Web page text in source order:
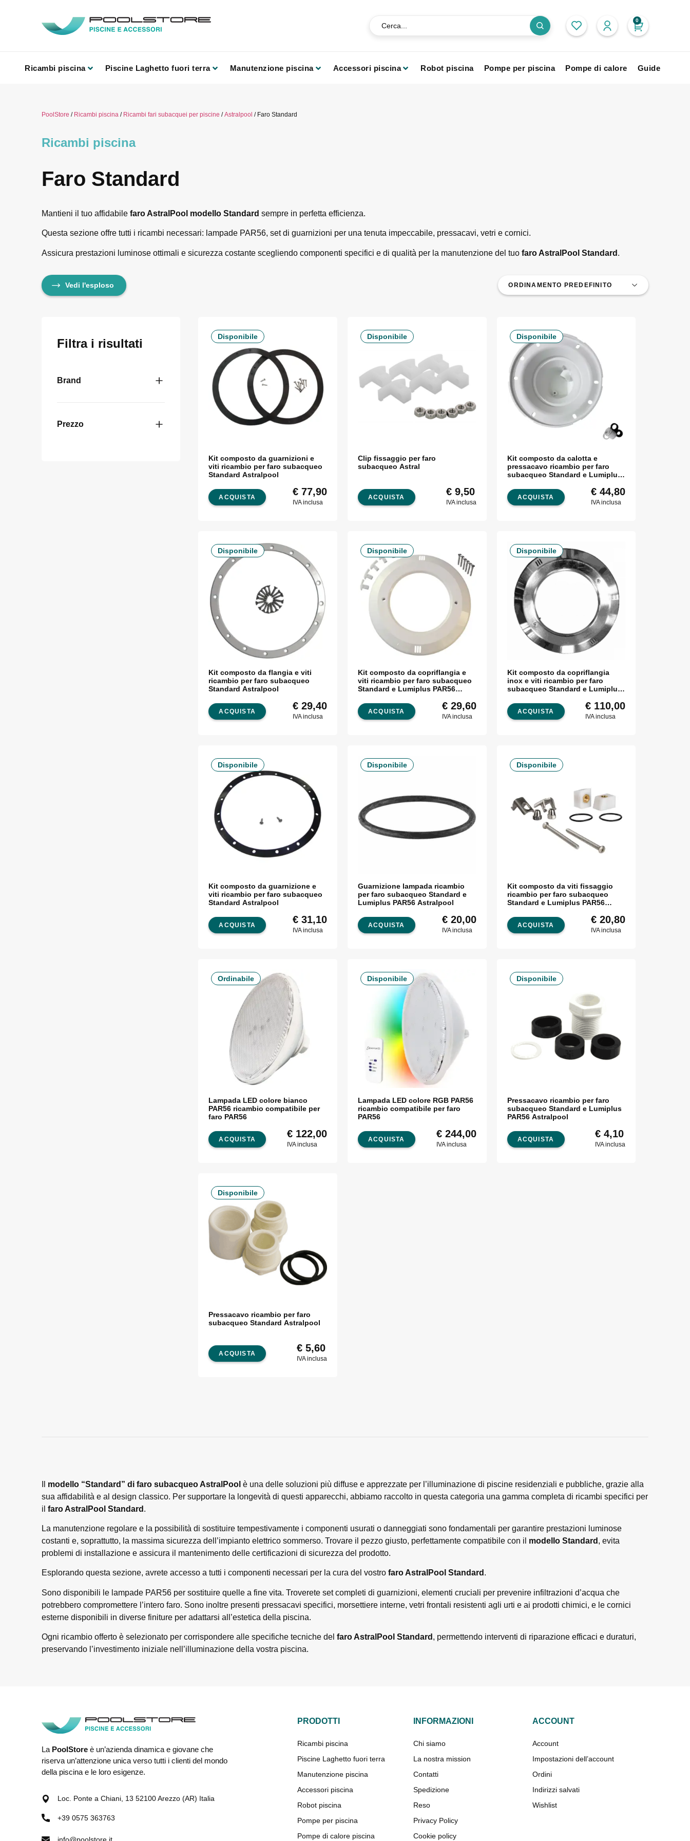
0
Ricambi piscina Piscine Laghetto fuori terra Manutenzione piscina Accessori piscina Robot piscina Pompe per piscina Pompe di calore Guide
PoolStore / Ricambi piscina/ Ricambi fari subacquei per piscine /Astralpool / Faro Standard
Ricambi piscina
Faro Standard
Mantieni il tuo affidabile faro AstralPool modello Standard sempre in perfetta efficienza.
Questa sezione offre tutti i ricambi necessari: lampade PAR56, set di guarnizioni per una tenuta impeccabile, pressacavi, vetri e cornici.
Assicura prestazioni luminose ottimali e sicurezza costante scegliendo componenti specifici e di qualità per la manutenzione del tuo faro AstralPool Standard .
Vedi l'esploso
Filtra i risultati
Brand
Prezzo
Disponibile
Kit composto da guarnizioni e
viti ricambio per faro subacqueo
Standard Astralpool
ACQUISTA €77,90
IVA inclusa
Disponibile
Clip fissaggio per faro
subacqueo Astral
ACQUISTA €9,50
IVA inclusa
Disponibile
Kit composto da calotta e
pressacavo ricambio per faro
subacqueo Standard e Lumiplus
ACQUISTA € 44,80
IVA inclusa
Disponibile
Kit composto da flangia e viti
ricambio per faro subacqueo
Standard Astralpool
ACQUISTA €29,40
IVA inclusa
Disponibile
Kit composto da copriflangia e
viti ricambio per faro subacqueo
Standard e Lumiplus PAR56
ACQUISTA €29,60
IVA inclusa
Disponibile
Kit composto da copriflangia
inox e viti ricambio per faro
subacqueo Standard e Lumiplus
ACQUISTA € 110,00
IVA inclusa
Disponibile
Kit composto da guarnizione e
viti ricambio per faro subacqueo
Standard Astralpool
ACQUISTA €31,10
IVA inclusa
Disponibile
Guarnizione lampada ricambio
per faro subacqueo Standard e
Lumiplus PAR56 Astralpool
ACQUISTA €20,00
IVA inclusa
Disponibile
Kit composto da viti fissaggio
ricambio per faro subacqueo
Standard e Lumiplus PAR56
ACQUISTA € 20,80
IVA inclusa
Ordinabile
Lampada LED colore bianco
PAR56 ricambio compatibile per
faro PAR56
ACQUISTA €122,00
IVA inclusa
Disponibile
Lampada LED colore RGB PAR56
ricambio compatibile per faro
PAR56
ACQUISTA €244,00
IVA inclusa
Disponibile
Pressacavo ricambio per faro
subacqueo Standard e Lumiplus
PAR56 Astralpool
ACQUISTA € 4,10
IVA inclusa
Disponibile
Pressacavo ricambio per faro
subacqueo Standard Astralpool
ACQUISTA €5,60
IVA inclusa
modello “Standard” di faro subacqueo AstralPool è una delle soluzioni più diffuse e apprezzate per l’illuminazione di piscine residenziali e pubbliche, grazie alla
sua affidabilità e al design classico. Per supportare la longevità di questi apparecchi, abbiamo raccolto in questa categoria una gamma completa di ricambi specifici per
il faro AstralPool Standard .
La manutenzione regolare e la possibilità di sostituire tempestivamente i componenti usurati o danneggiati sono fondamentali per garantire prestazioni luminose
costanti e, soprattutto, la massima sicurezza dell’impianto elettrico sommerso. Trovare il pezzo giusto, perfettamente compatibile con il modello Standard , evita
problemi di installazione e assicura il mantenimento delle certificazioni di sicurezza del prodotto.
Esplorando questa sezione, avrete accesso a tutti i componenti necessari per la cura del vostro faro AstralPool Standard .
Sono disponibili le lampade PAR56 per sostituire quelle a fine vita. Troverete set completi di guarnizioni, elementi cruciali per prevenire infiltrazioni d’acqua che
potrebbero compromettere l’intero faro. Sono inoltre presenti pressacavi specifici, morsettiere interne, vetri frontali resistenti agli urti e ai prodotti chimici, e le cornici
esterne disponibili in diverse finiture per adattarsi all’estetica della piscina.
Ogni ricambio offerto è selezionato per corrispondere alle specifiche tecniche del faro AstralPool Standard , permettendo interventi di riparazione efficaci e duraturi,
preservando l’investimento iniziale nell’illuminazione della vostra piscina.
La PoolStoreè un’azienda dinamica e giovane che
riserva un’attenzione unica verso tutti i clienti del mondo
della piscina e le loro esigenze.
Loc. Ponte a Chiani, 13 52100 Arezzo (AR) Italia
+39 0575 363763
PRODOTTI
Ricambi piscina
Piscine Laghetto fuori terra
Manutenzione piscina
Accessori piscina
Robot piscina
Pompe per piscina
Pompe di calore piscina
INFORMAZIONI
Chi siamo
La nostra mission
Contatti
Spedizione
Reso
Privacy Policy
Cookie policy
ACCOUNT
Account
Impostazioni dell’account
Ordini
Indirizzi salvati
Wishlist